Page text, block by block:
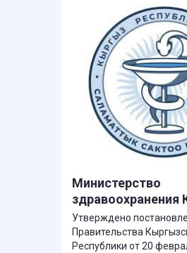
Министерство
здравоохранения
Утверждено
Правительства
Республики от 20